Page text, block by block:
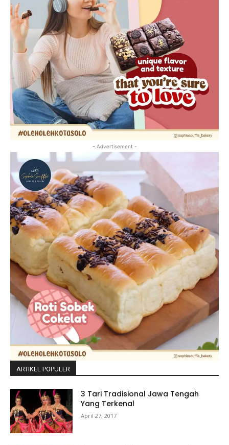
- Advertisement -
ARTIKEL POPULER
3 Tari Tradisional Jawa Tengah
Yang Terkenal
April 27, 2017